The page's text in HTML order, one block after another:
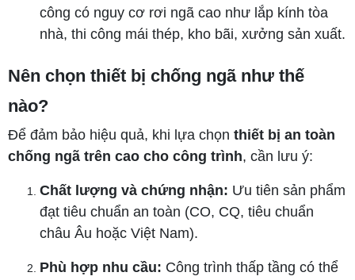
công có nguy cơ rơi ngã cao như lắp kính tòa
nhà, thi công mái thép, kho bãi, xưởng sản xuất.
Nên chọn thiết bị chống ngã như thế
nào?
Để đảm bảo hiệu quả, khi lựa chọn thiết bị an toàn
chống ngã trên cao cho công trình, cần lưu ý:
Chất lượng và chứng nhận: Ưu tiên sản phẩm
đạt tiêu chuẩn an toàn (CO, CQ, tiêu chuẩn
châu Âu hoặc Việt Nam).
Phù hợp nhu cầu: Công trình thấp tầng có thể